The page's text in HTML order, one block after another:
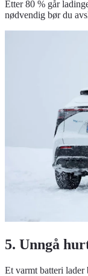
Etter 80 % går
nødvendig bør du
5. Unngå
Et varmt batteri lader